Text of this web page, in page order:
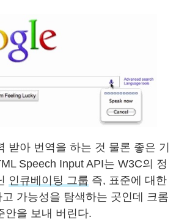
받아 번역을 하는 것 물론 좋은 기
Speech Input API는 W3C의 정
인큐베이팅 그룹 즉, 표준에 대한
가능성을 탐색하는 곳인데 크롬
안을 보내 버린다.